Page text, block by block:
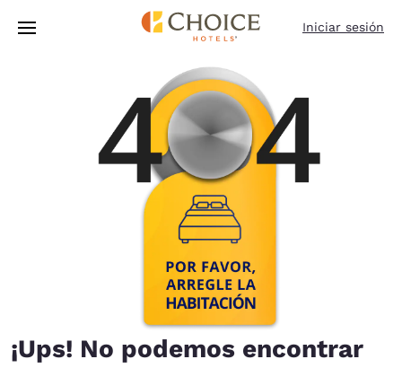
Pasar A Contenido Principal
Iniciar sesión
¡Ups! No podemos encontrar